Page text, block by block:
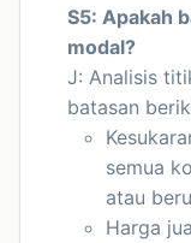
S5: Apakah
modal?
J: Analisis
batasan
semua
atau
Harga